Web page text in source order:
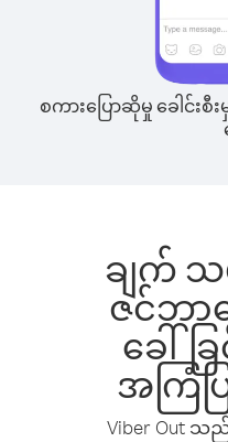
စကားပြောဆိုမှု ခေါင်းစီး
ချက် သ
ဇင်ဘာ
ခေါ်
အကြံပ
Viber Out